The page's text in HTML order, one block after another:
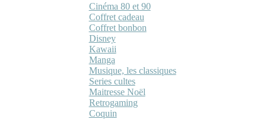
Cinéma 80 et 90
Coffret cadeau
Coffret bonbon
Disney
Kawaii
Manga
Musique, les classiques
Series cultes
Maitresse Noël
Retrogaming
Coquin